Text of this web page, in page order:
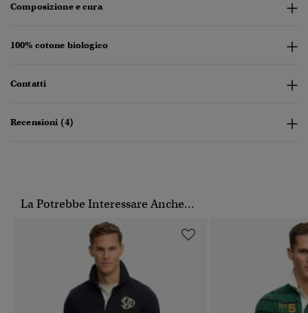
Composizione e cura
100% cotone biologico
Contatti
Recensioni (4)
La Potrebbe Interessare Anche...